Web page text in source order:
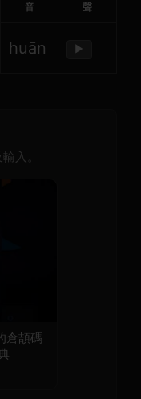
音
聲
huān ▶
入。
倉頡碼